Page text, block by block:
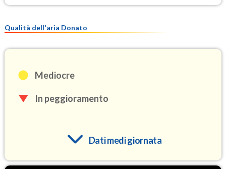
Qualità dell'aria Donato
Mediocre
In peggioramento
Dati medi giornata